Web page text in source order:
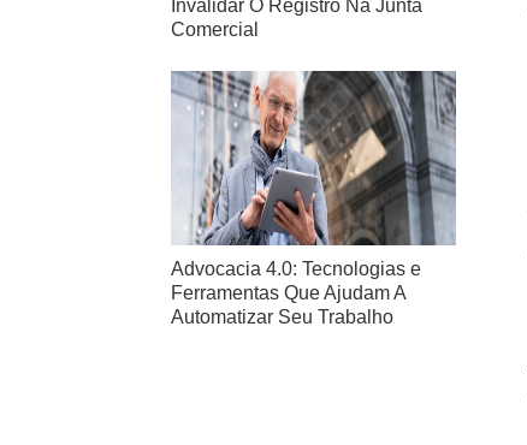
Invalidar O Registro Na Junta
Comercial
Advocacia 4.0: Tecnologias e
Ferramentas Que Ajudam A
Automatizar Seu Trabalho